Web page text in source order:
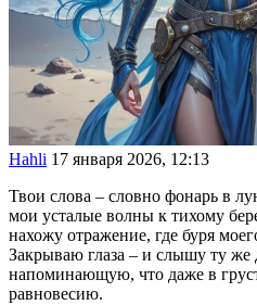
Hahli 17 января 2026, 12:13
Твои слова – словно фонарь в
мои усталые волны к тихому
нахожу отражение, где буря
Закрываю глаза – и слышу ту
напоминающую, что даже в
равновесию.